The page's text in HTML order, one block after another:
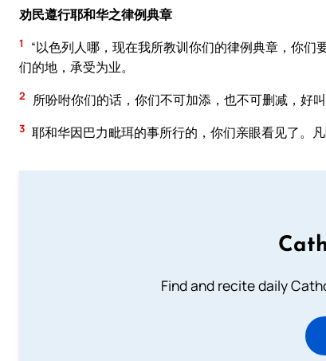
劝民遵行耶和华之律例典章
1
“以色列人哪，现在我所教训你们的律例典章，你
们的地，承受为业。
2 所吩咐你们的话，你们不可加添，也不可删减，好
3 耶和华因巴力毗珥的事所行的，你们亲眼看见了。
Find and recite daily